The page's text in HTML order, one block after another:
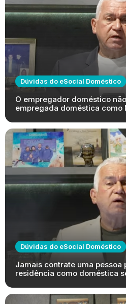
Dúvidas do eSocial Doméstico
O empregador doméstico
empregada doméstica como
Dúvidas do eSocial Doméstico
Jamais contrate uma pessoa
residência como doméstica